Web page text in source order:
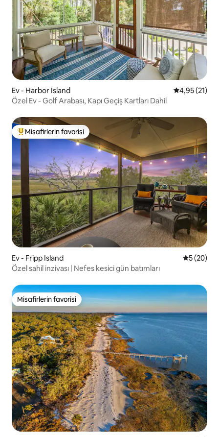
Ev - Harbor Island 5 üzerinden
4,95 (21)
Özel Ev - Golf Arabası, Kapı Geçiş Kartları Dahil
Misafirlerin favorilerinden en beğenilenler arasında
Misafirlerin favorisi
Ev - Fripp Island 55 (20)
Özel sahil inzivası | Nefes kesici gün batımları
Misafirlerin favorisi
Misafirlerin favorisi